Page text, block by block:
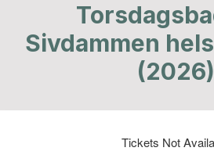
Sivdammen
(2026)
Tickets Not